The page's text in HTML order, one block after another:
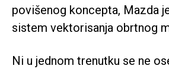
povišenog koncepta, Mazda
sistem vektorisanja obrtnog
Ni u jednom trenutku se ne